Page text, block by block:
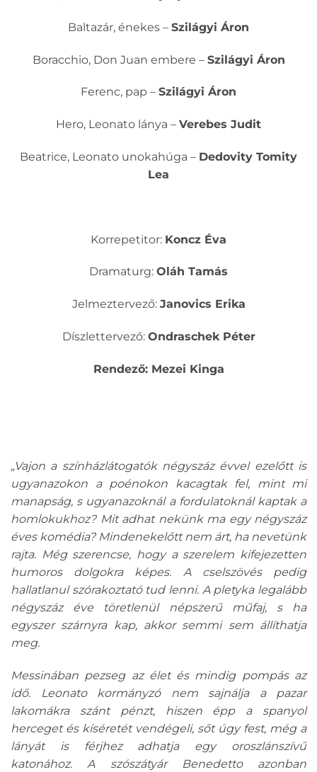
Baltazár, énekes – Szilágyi Áron
Boracchio, Don Juan embere – Szilágyi Áron
Ferenc, pap – Szilágyi Áron
Hero, Leonato lánya – Verebes Judit
Beatrice, Leonato unokahúga – Dedovity Tomity
Lea
Korrepetitor: Koncz Éva
Dramaturg: Oláh Tamás
Jelmeztervező: Janovics Erika
Díszlettervező: Ondraschek Péter
Rendező: Mezei Kinga
„Vajon a színházlátogatók négyszáz évvel ezelőtt is
ugyanazokon a poénokon kacagtak fel, mint mi
manapság, s ugyanazoknál a fordulatoknál kaptak a
homlokukhoz? Mit adhat nekünk ma egy négyszáz
éves komédia? Mindenekelőtt nem árt, ha nevetünk
rajta. Még szerencse, hogy a szerelem kifejezetten
humoros dolgokra képes. A cselszövés pedig
hallatlanul szórakoztató tud lenni. A pletyka legalább
négyszáz éve töretlenül népszerű műfaj, s ha
egyszer szárnyra kap, akkor semmi sem állíthatja
meg.
Messinában pezseg az élet és mindig pompás az
idő. Leonato kormányzó nem sajnálja a pazar
lakomákra szánt pénzt, hiszen épp a spanyol
herceget és kíséretét vendégeli, sőt úgy fest, még a
lányát is férjhez adhatja egy oroszlánszívű
katonához. A szószátyár Benedetto azonban